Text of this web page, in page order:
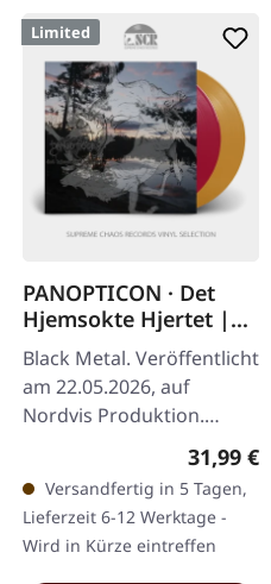
Preis:
Limited
PANOPTICON · Det
Hjemsokte Hjertet |
PURPLE/ORANGE 2LP
Black Metal. Veröffentlicht
am 22.05.2026, auf
Nordvis Produktion.
Transparent lila und
orange Doppel-Vinyl im
Gatefold-Cover mit mit
UV-Spot-Druck…
31,99 €
Versandfertig in 5 Tagen,
Lieferzeit 6-12 Werktage -
Wird in Kürze eintreffen